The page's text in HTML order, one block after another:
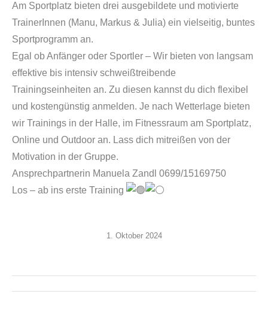
Am Sportplatz bieten drei ausgebildete und motivierte
TrainerInnen (Manu, Markus & Julia) ein vielseitig, buntes
Sportprogramm an.
Egal ob Anfänger oder Sportler – Wir bieten von langsam
effektive bis intensiv schweißtreibende
Trainingseinheiten an. Zu diesen kannst du dich flexibel
und kostengünstig anmelden. Je nach Wetterlage bieten
wir Trainings in der Halle, im Fitnessraum am Sportplatz,
Online und Outdoor an. Lass dich mitreißen von der
Motivation in der Gruppe.
Ansprechpartnerin Manuela Zandl 0699/15169750
Los – ab ins erste Training
1. Oktober 2024